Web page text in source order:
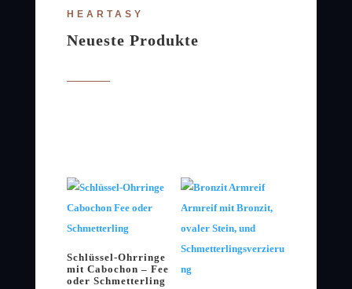
HEARTASY
Neueste Produkte
Schlüssel-Ohrringe
mit Cabochon – Fee
oder Schmetterling